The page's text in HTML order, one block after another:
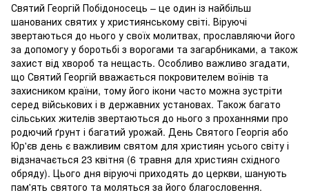
Святий Георгій Побідоносець – це один із найбільш
шанованих святих у християнському світі. Віруючі
звертаються до нього у своїх молитвах, прославляючи його
за допомогу у боротьбі з ворогами та загарбниками, а також
захист від хвороб та нещасть. Особливо важливо згадати,
що Святий Георгій вважається покровителем воїнів та
захисником країни, тому його ікони часто можна зустріти
серед військових і в державних установах. Також багато
сільських жителів звертаються до нього з проханнями про
родючий ґрунт і багатий урожай. День Святого Георгія або
Юр'єв день є важливим святом для християн усього світу і
відзначається 23 квітня (6 травня для християн східного
обряду). Цього дня віруючі приходять до церкви, шанують
пам'ять святого та моляться за його благословення.